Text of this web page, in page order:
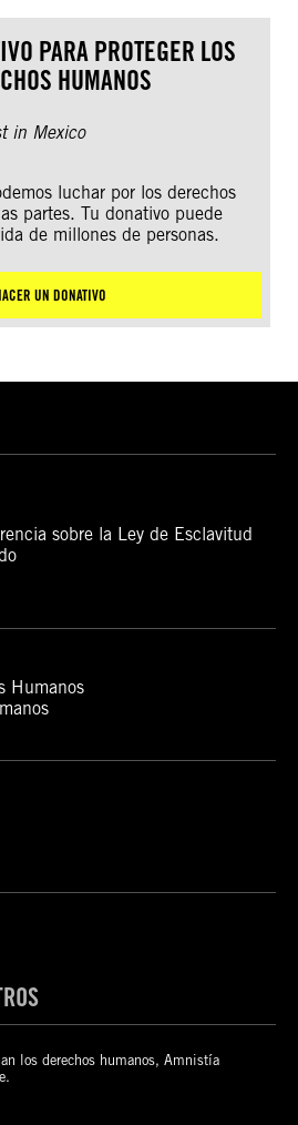
PARA PROTEGER LOS
HUMANOS
luchar por los derechos
partes. Tu donativo puede
de millones de personas.
UN DONATIVO
sobre la Ley de Esclavitud
Humanos
los derechos humanos, Amnistía